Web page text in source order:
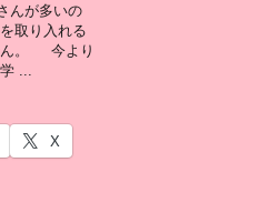
んが多いの
取り入れる
ん。 今より
...
X